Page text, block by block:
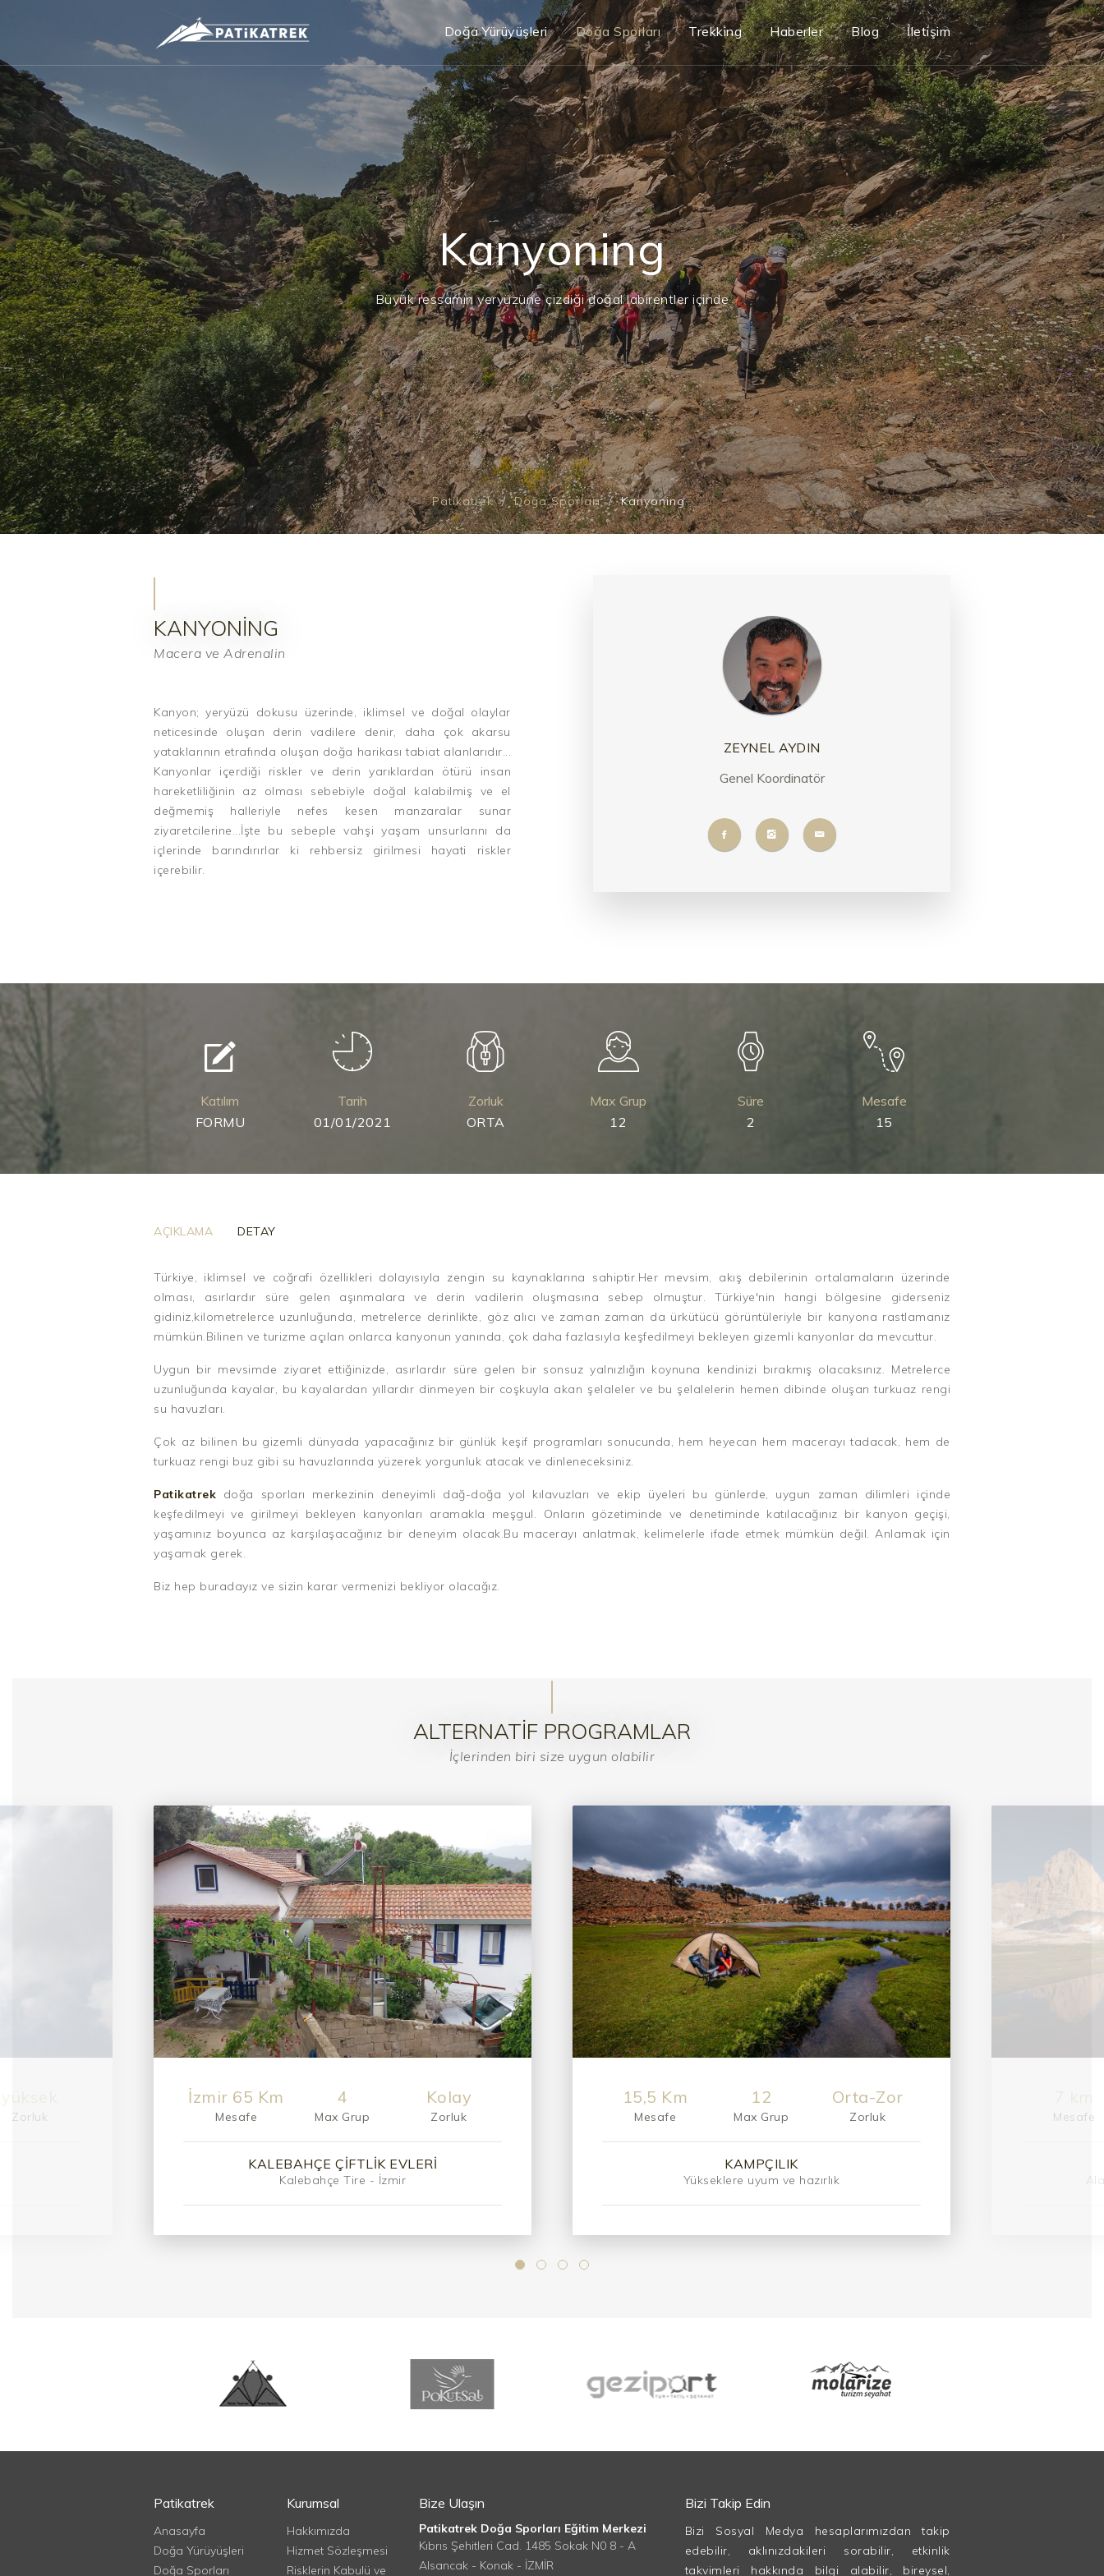
Doğa Yürüyüşleri Doğa Sporları Trekking Haberler Blog İletişim
Kanyoning
Büyük ressamın yeryüzüne çizdiği doğal labirentler içinde
Patikatrek Doğa Sporları Kanyoning
KANYONING
Macera ve Adrenalin
Kanyon; yeryüzü dokusu üzerinde, iklimsel ve doğal olaylar
neticesinde oluşan derin vadilere denir, daha çok akarsu
yataklarının etrafında oluşan doğa harikası tabiat alanlarıdır...
Kanyonlar içerdiği riskler ve derin yarıklardan ötürü insan
hareketliliğinin az olması sebebiyle doğal kalabilmiş ve el
değmemiş halleriyle nefes kesen manzaralar sunar
ziyaretcilerine...İşte bu sebeple vahşi yaşam unsurlarını da
içlerinde barındırırlar ki rehbersiz girilmesi hayati riskler
içerebilir.
ZEYNEL AYDIN
Genel Koordinatör
Katılım
FORMU
Tarih
01/01/2021
Zorluk
ORTA
Max Grup
12
Süre
2
Mesafe
15
AÇIKLAMA DETAY
Türkiye, iklimsel ve coğrafi özellikleri dolayısıyla zengin su kaynaklarına sahiptir.Her mevsim, akış debilerinin ortalamaların üzerinde
olması, asırlardır süre gelen aşınmalara ve derin vadilerin oluşmasına sebep olmuştur. Türkiye'nin hangi bölgesine giderseniz
gidiniz,kilometrelerce uzunluğunda, metrelerce derinlikte, göz alıcı ve zaman zaman da ürkütücü görüntüleriyle bir kanyona rastlamanız
mümkün.Bilinen ve turizme açılan onlarca kanyonun yanında, çok daha fazlasıyla keşfedilmeyi bekleyen gizemli kanyonlar da mevcuttur.
Uygun bir mevsimde ziyaret ettiğinizde, asırlardır süre gelen bir sonsuz yalnızlığın koynuna kendinizi bırakmış olacaksınız. Metrelerce
uzunluğunda kayalar, bu kayalardan yıllardır dinmeyen bir coşkuyla akan şelaleler ve bu şelalelerin hemen dibinde oluşan turkuaz rengi
su havuzları.
Çok az bilinen bu gizemli dünyada yapacağınız bir günlük keşif programları sonucunda, hem heyecan hem macerayı tadacak, hem de
turkuaz rengi buz gibi su havuzlarında yüzerek yorgunluk atacak ve dinleneceksiniz.
Patikatrek doğa sporları merkezinin deneyimli dağ-doğa yol kılavuzları ve ekip üyeleri bu günlerde, uygun zaman dilimleri içinde
keşfedilmeyi ve girilmeyi bekleyen kanyonları aramakla meşgul. Onların gözetiminde ve denetiminde katılacağınız bir kanyon geçişi,
yaşamınız boyunca az karşılaşacağınız bir deneyim olacak.Bu macerayı anlatmak, kelimelerle ifade etmek mümkün değil. Anlamak için
yaşamak gerek.
Biz hep buradayız ve sizin karar vermenizi bekliyor olacağız.
ALTERNATIF PROGRAMLAR
İçlerinden biri size uygun olabilir
Zorluk
15,5 Km
Mesafe
12
Max Grup
Orta-Zor
Zorluk
KAMPÇILIK
Yükseklere uyum ve hazırlık
7 km
Mesafe
12
Max Grup
Orta
Zorluk
DAĞCILIK
Aladağlar - Kaçkarlar - Bolkarlar
Mesafe
Patikatrek
Anasayfa
Doğa Yürüyüşleri
Doğa Sporları
Kurumsal
Hakkımızda
Hizmet Sözleşmesi
Risklerin Kabulü ve
Bize Ulaşın
Patikatrek Doğa Sporları Eğitim Merkezi
Kıbrıs Şehitleri Cad. 1485 Sokak N0 8 - A
Alsancak - Konak - İZMİR
Bizi Takip Edin
Bizi Sosyal Medya hesaplarımızdan takip
edebilir, aklınızdakileri sorabilir, etkinlik
takvimleri hakkında bilgi alabilir, bireysel,